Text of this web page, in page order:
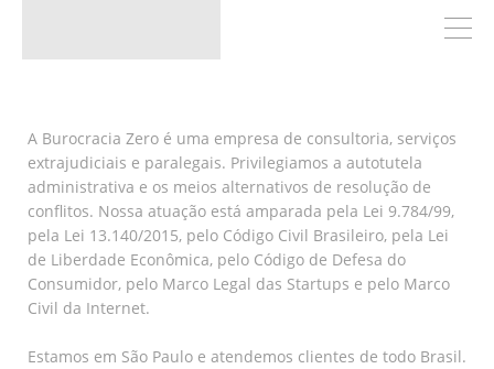
A Burocracia Zero é uma empresa de consultoria, serviços
extrajudiciais e paralegais. Privilegiamos a autotutela
administrativa e os meios alternativos de resolução de
conflitos. Nossa atuação está amparada pela Lei 9.784/99,
pela Lei 13.140/2015, pelo Código Civil Brasileiro, pela Lei
de Liberdade Econômica, pelo Código de Defesa do
Consumidor, pelo Marco Legal das Startups e pelo Marco
Civil da Internet.
Estamos em São Paulo e atendemos clientes de todo Brasil.